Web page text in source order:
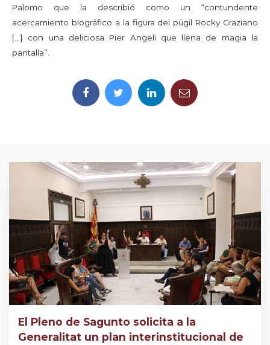
Palomo que la describió como un “contundente
acercamiento biográfico a la figura del púgil Rocky Graziano
[...] con una deliciosa Pier Angeli que llena de magia la
pantalla”.​
El Pleno de Sagunto solicita a la
Generalitat un plan interinstitucional de